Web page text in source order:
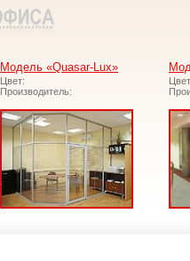
Модель «Quasar-Lux»
Цвет:
Производитель: